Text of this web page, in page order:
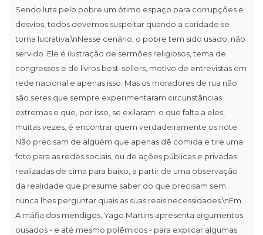
Sendo luta pelo pobre um ótimo espaço para corrupções e
desvios, todos devemos suspeitar quando a caridade se
torna lucrativa.\nNesse cenário, o pobre tem sido usado, não
servido. Ele é ilustração de sermões religiosos, tema de
congressos e de livros best-sellers, motivo de entrevistas em
rede nacional e apenas isso. Mas os moradores de rua não
são seres que sempre experimentaram circunstâncias
extremas e que, por isso, se exilaram; o que falta a eles,
muitas vezes, é encontrar quem verdadeiramente os note.
Não precisam de alguém que apenas dê comida e tire uma
foto para as redes sociais, ou de ações públicas e privadas
realizadas de cima para baixo, a partir de uma observação
da realidade que presume saber do que precisam sem
nunca lhes perguntar quais as suas reais necessidades.\nEm
A máfia dos mendigos, Yago Martins apresenta argumentos
ousados - e até mesmo polêmicos - para explicar algumas